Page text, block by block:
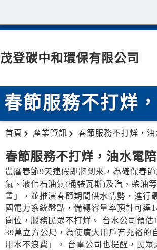
茂登碳中和環保有限公司
春節服務不打烊
首頁 產業資訊 春節服務不打烊，
春節服務不打烊，油水電
農曆春節9天連假即將到來，為確保春
氣、液化石油氣(桶裝瓦斯)及汽、柴油
畫」，並推演春節期間供水情勢，進行
國電力系統盤點，備轉容量率預計可達
崗位，服務民眾不打烊。 台水公司預
39萬立方公尺，為使廣大用戶有充裕的
用水不浪費」。 台電公司也提醒，民